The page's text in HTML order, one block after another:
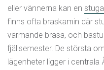
eller vännerna kan en
finns ofta braskamin där
värmande brasa, och
fjällsemester. De största
lägenheter ligger i centrala